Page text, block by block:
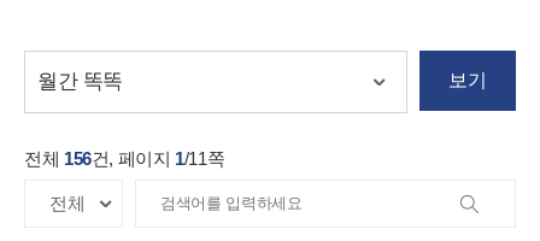
보기
전체 156건, 페이지 1/11쪽